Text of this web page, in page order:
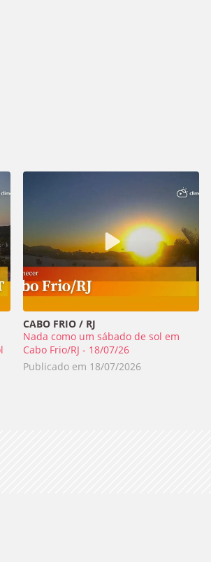
CABO FRIO / RJ
Nada como um sábado de sol em
Cabo Frio/RJ - 18/07/26
Publicado em 18/07/2026